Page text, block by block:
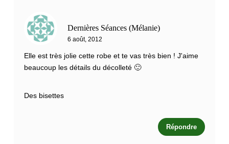
Dernières Séances (Mélanie)
6 août, 2012
Elle est très jolie cette robe et te vas très bien ! J'aime
beaucoup les détails du décolleté 🙂
Des bisettes
Répondre